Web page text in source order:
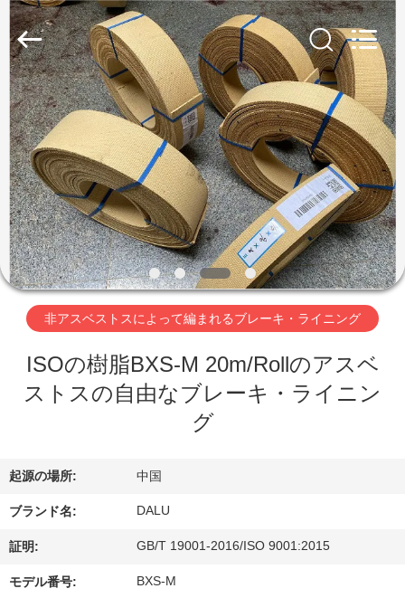
家
プ
ロ
ダ
ク
ト
達
つ
い
て
キ・
supplier.
Copyright
2019
2026
Ningbo
Xinyan
Friction
Materials
Co.,
Ltd..
Rights
Reserved.
非アスベストスによって編まれるブレーキ・ライニング
ISOの樹脂BXS-M 20m/Rollのアスベ
ストスの自由なブレーキ・ライニン
グ
起源の場所: 中国
ブランド名: DALU
証明: GB/T 19001-2016/ISO 9001:2015
モデル番号: BXS-M